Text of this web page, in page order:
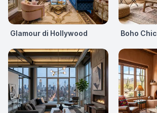
Glamour di Hollywood Boho Chic